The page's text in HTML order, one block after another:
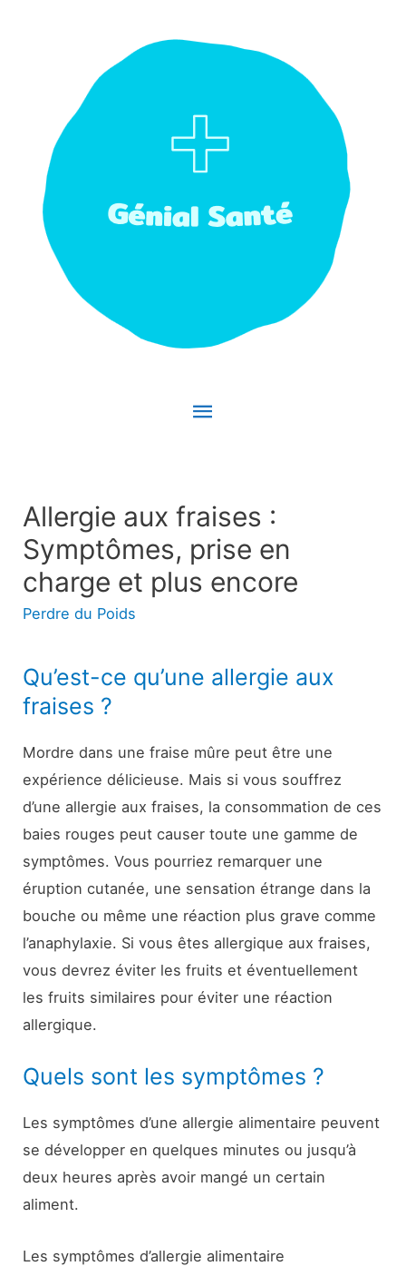
Menu
Allergie aux fraises :
Symptômes, prise en
charge et plus encore
Perdre du Poids
Qu’est-ce qu’une allergie aux
fraises ?
Mordre dans une fraise mûre peut être une
expérience délicieuse. Mais si vous souffrez
d’une allergie aux fraises, la consommation de ces
baies rouges peut causer toute une gamme de
symptômes. Vous pourriez remarquer une
éruption cutanée, une sensation étrange dans la
bouche ou même une réaction plus grave comme
l’anaphylaxie. Si vous êtes allergique aux fraises,
vous devrez éviter les fruits et éventuellement
les fruits similaires pour éviter une réaction
allergique.
Quels sont les symptômes ?
Les symptômes d’une allergie alimentaire peuvent
se développer en quelques minutes ou jusqu’à
deux heures après avoir mangé un certain
aliment.
Les symptômes d’allergie alimentaire